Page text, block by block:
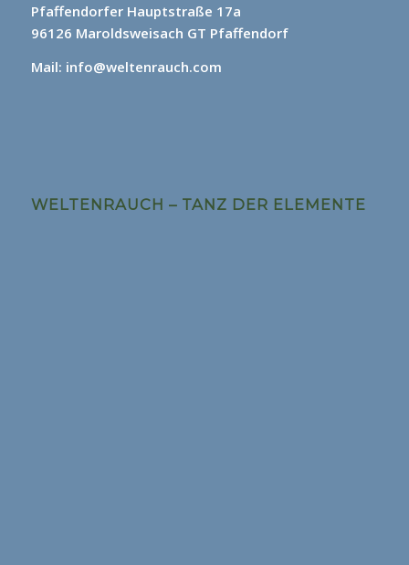
Pfaffendorfer Hauptstraße 17a
96126 Maroldsweisach GT Pfaffendorf
Mail: info@weltenrauch.com
WELTENRAUCH – TANZ DER ELEMENTE